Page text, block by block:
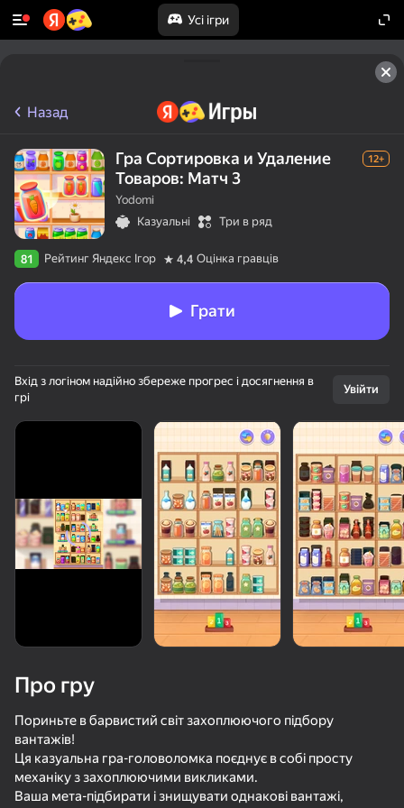
Усі ігри
50+ топ-ігор, у які грають
навіть ті, хто «не грає»
Пакринг Кар: Пробка на Парковке
Стрелки
Спасение уток: Удаление винтов
89 84
Назад
Гра Сортировка и Удаление
Товаров: Матч 3
12+
Yodomi
Казуальні
Три в ряд
81 Рейтинг Яндекс Ігор 4,4 Оцінка гравців
Грати
Вхід з логіном надійно збереже прогрес і досягнення в
грі
Увійти
Про гру
Пориньте в барвистий світ захоплюючого підбору
вантажів!
Ця казуальна гра-головоломка поєднує в собі просту
механіку з захоплюючими викликами.
Ваша мета-підбирати і знищувати однакові вантажі,